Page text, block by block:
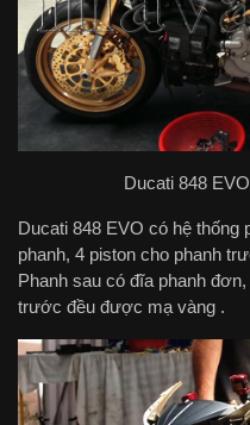
Ducati 848 EVO
Ducati 848 EVO có hệ thống
phanh, 4 piston cho phanh
Phanh sau có đĩa phanh
trước đều được mạ vàng .